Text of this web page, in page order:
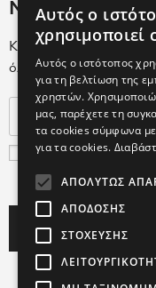
Newsletter
Κάνε εγγραφή στο
όλα τα νέα μας και τα
Συμφωνώ με τους
Δεδομένων
Αυτός ο
χρησιμοποιεί
Αυτός ο ιστότοπος
για τη βελτίωση της
χρηστών.
μας, παρέχετε τη
τα cookies σύμφωνα με
για τα cookies.
ΑΠΟΛΎΤΩΣ
ΑΠΌΔΟΣΗΣ
ΣΤΌΧΕΥΣΗΣ